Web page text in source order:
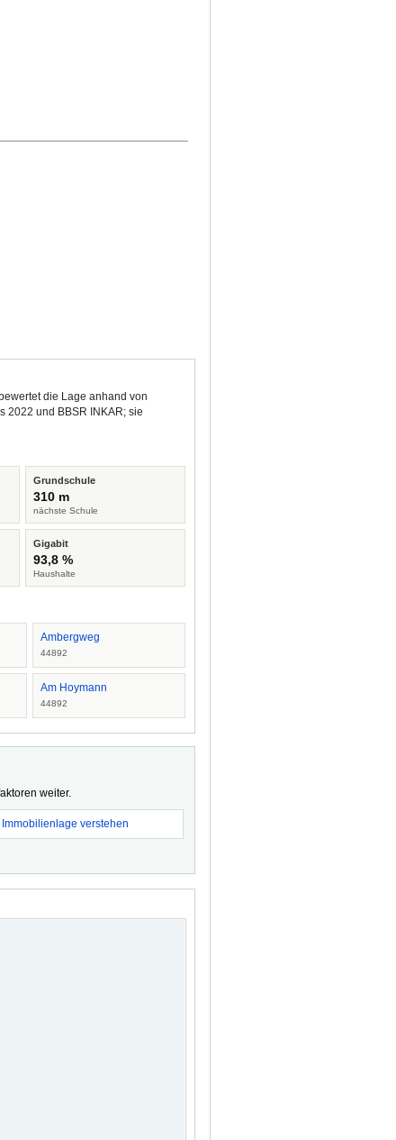
die Lage anhand von
2022 und BBSR INKAR; sie
Grundschule
310 m
nächste Schule
Gigabit
93,8 %
Haushalte
Ambergweg
44892
Am Hoymann
44892
weiter.
Immobilienlage verstehen